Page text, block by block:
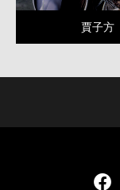
賈子方